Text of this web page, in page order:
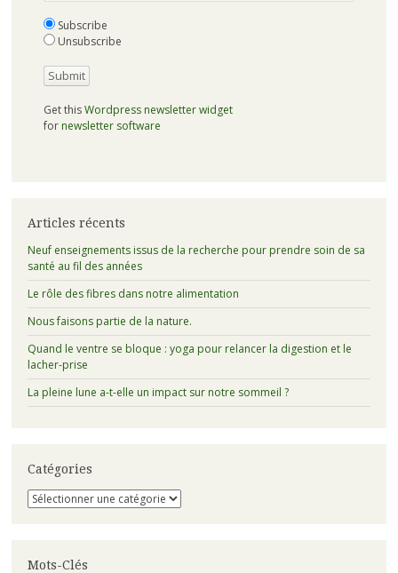
Subscribe
Unsubscribe
Get thisWordpress newsletter widget
for newsletter software
Articles récents
Neuf enseignements issus de la recherche pour prendre soin de sa
santé au fil des années
Le rôle des fibres dans notre alimentation
Nous faisons partie de la nature.
Quand le ventre se bloque : yoga pour relancer la digestion et le
lacher-prise
La pleine lune a-t-elle un impact sur notre sommeil ?
Catégories
Catégories
Mots-Clés